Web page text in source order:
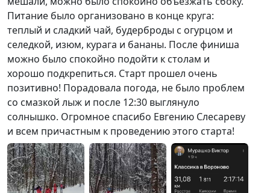
Питание было организовано в конце круга:
теплый и сладкий чай, будерброды с огурцом и
селедкой, изюм, курага и бананы. После финиша
можно было спокойно подойти к столам и
хорошо подкрепиться. Старт прошел очень
позитивно! Порадовала погода, не было проблем
со смазкой лыж и после 12:30 выглянуло
солнышко. Огромное спасибо Евгению Слесареву
и всем причастным к проведению этого старта!